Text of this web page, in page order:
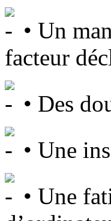
• Un
facteur
• Des
• Une
• Une